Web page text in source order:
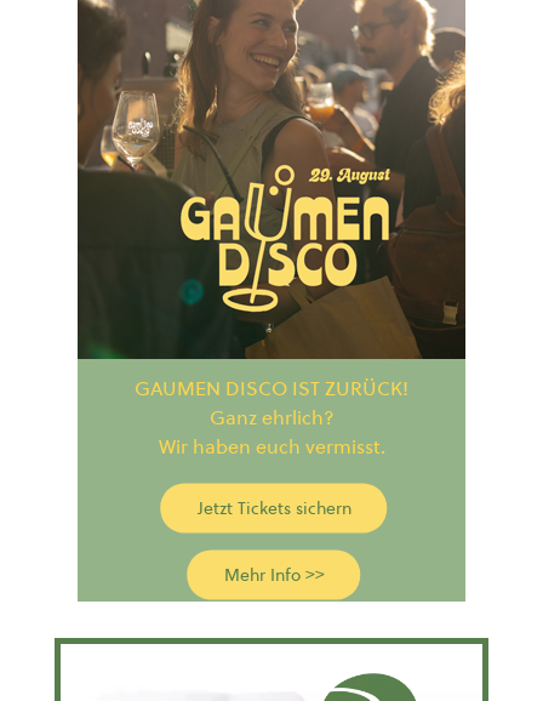
GAUMEN DISCO IST ZURÜCK!
Ganz ehrlich?
Wir haben euch vermisst.
Jetzt Tickets sichern
Mehr Info >>